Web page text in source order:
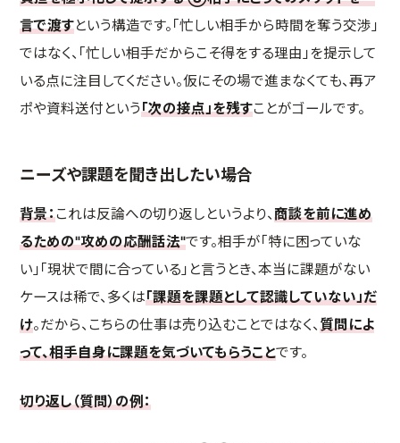
言で渡すという構造です。「忙しい相手から時間を奪う交渉」
ではなく、「忙しい相手だからこそ得をする理由」を提示して
いる点に注目してください。仮にその場で進まなくても、再ア
ポや資料送付という「次の接点」を残すことがゴールです。
ニーズや課題を聞き出したい場合
背景：これは反論への切り返しというより、商談を前に進め
るための"攻めの応酬話法"です。相手が「特に困っていな
い」「現状で間に合っている」と言うとき、本当に課題がない
ケースは稀で、多くは「課題を課題として認識していない」だ
け。だから、こちらの仕事は売り込むことではなく、質問によ
って、相手自身に課題を気づいてもらうことです。
切り返し（質問）の例：